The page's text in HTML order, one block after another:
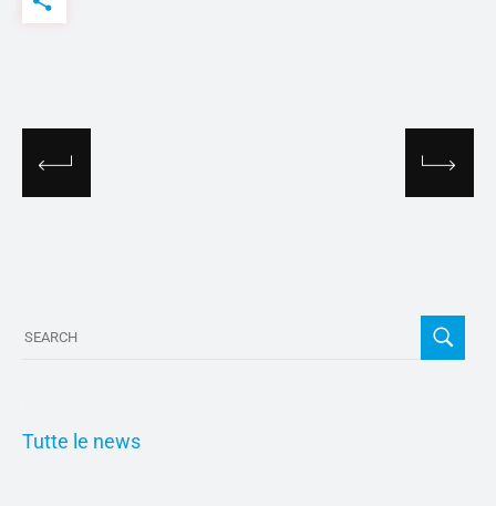
Tutte le news